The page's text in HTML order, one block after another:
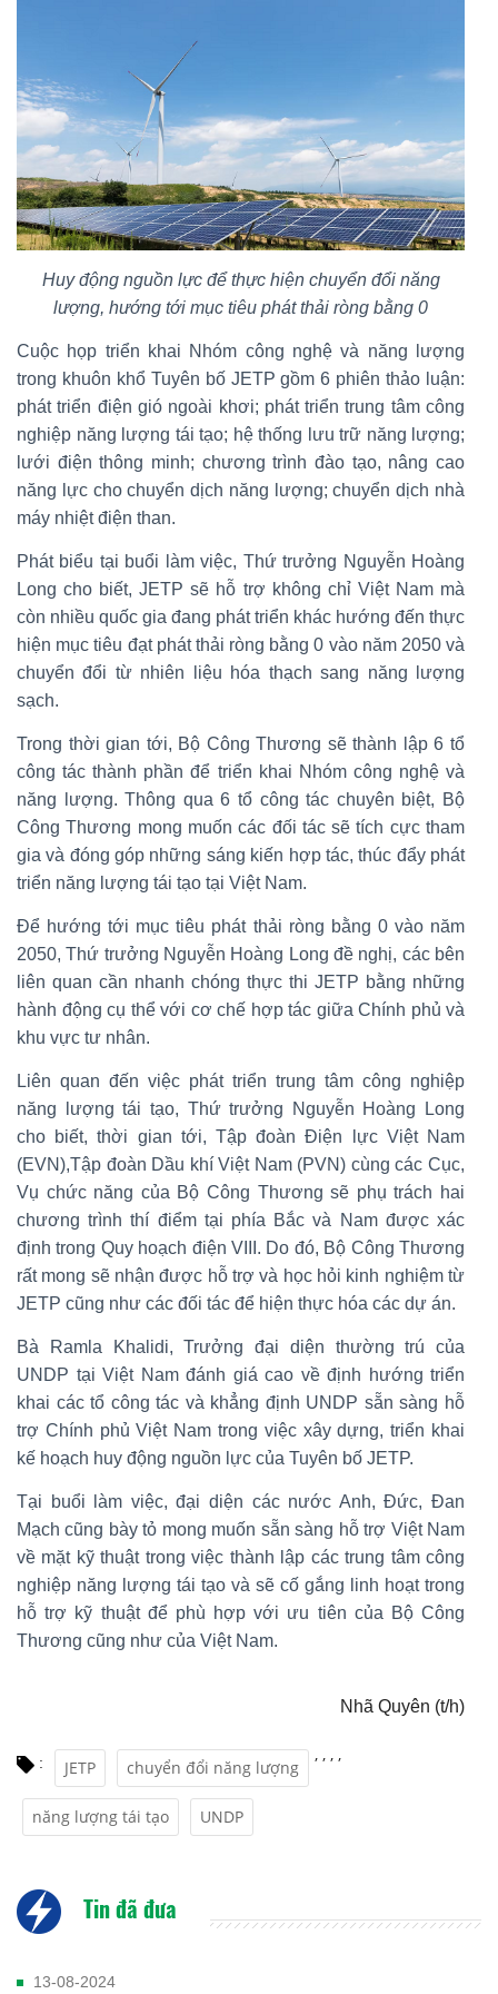
Huy động nguồn lực để thực hiện chuyển đổi năng
lượng, hướng tới mục tiêu phát thải ròng bằng 0
Cuộc họp triển khai Nhóm công nghệ và năng lượng
trong khuôn khổ Tuyên bố JETP gồm 6 phiên thảo luận:
phát triển điện gió ngoài khơi; phát triển trung tâm công
nghiệp năng lượng tái tạo; hệ thống lưu trữ năng lượng;
lưới điện thông minh; chương trình đào tạo, nâng cao
năng lực cho chuyển dịch năng lượng; chuyển dịch nhà
máy nhiệt điện than.
Phát biểu tại buổi làm việc, Thứ trưởng Nguyễn Hoàng
Long cho biết, JETP sẽ hỗ trợ không chỉ Việt Nam mà
còn nhiều quốc gia đang phát triển khác hướng đến thực
hiện mục tiêu đạt phát thải ròng bằng 0 vào năm 2050 và
chuyển đổi từ nhiên liệu hóa thạch sang năng lượng
sạch.
Trong thời gian tới, Bộ Công Thương sẽ thành lập 6 tổ
công tác thành phần để triển khai Nhóm công nghệ và
năng lượng. Thông qua 6 tổ công tác chuyên biệt, Bộ
Công Thương mong muốn các đối tác sẽ tích cực tham
gia và đóng góp những sáng kiến hợp tác, thúc đẩy phát
triển năng lượng tái tạo tại Việt Nam.
Để hướng tới mục tiêu phát thải ròng bằng 0 vào năm
2050, Thứ trưởng Nguyễn Hoàng Long đề nghị, các bên
liên quan cần nhanh chóng thực thi JETP bằng những
hành động cụ thể với cơ chế hợp tác giữa Chính phủ và
khu vực tư nhân.
Liên quan đến việc phát triển trung tâm công nghiệp
năng lượng tái tạo, Thứ trưởng Nguyễn Hoàng Long
cho biết, thời gian tới, Tập đoàn Điện lực Việt Nam
(EVN),Tập đoàn Dầu khí Việt Nam (PVN) cùng các Cục,
Vụ chức năng của Bộ Công Thương sẽ phụ trách hai
chương trình thí điểm tại phía Bắc và Nam được xác
định trong Quy hoạch điện VIII. Do đó, Bộ Công Thương
rất mong sẽ nhận được hỗ trợ và học hỏi kinh nghiệm từ
JETP cũng như các đối tác để hiện thực hóa các dự án.
Bà Ramla Khalidi, Trưởng đại diện thường trú của
UNDP tại Việt Nam đánh giá cao về định hướng triển
khai các tổ công tác và khẳng định UNDP sẵn sàng hỗ
trợ Chính phủ Việt Nam trong việc xây dựng, triển khai
kế hoạch huy động nguồn lực của Tuyên bố JETP.
Tại buổi làm việc, đại diện các nước Anh, Đức, Đan
Mạch cũng bày tỏ mong muốn sẵn sàng hỗ trợ Việt Nam
về mặt kỹ thuật trong việc thành lập các trung tâm công
nghiệp năng lượng tái tạo và sẽ cố gắng linh hoạt trong
hỗ trợ kỹ thuật để phù hợp với ưu tiên của Bộ Công
Thương cũng như của Việt Nam.
Nhã Quyên (t/h)
: JETP
,
chuyển đổi năng lượng
,
năng lượng tái tạo
,
UNDP
,
Tin đã đưa
13-08-2024